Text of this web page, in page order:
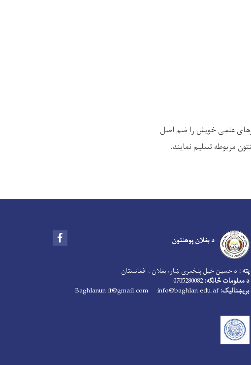
علمی خویش را ضم اصل
مربوطه تسلیم نمایند.
د بغلان پوهنتون
پته : د حسین خیل پلخمری ښار، بغلان ، افغانستان
د معلومات څانګه:0705280082
بریښنالیک:
Baghlanun.it@gmail.com info@baghlan.edu.af